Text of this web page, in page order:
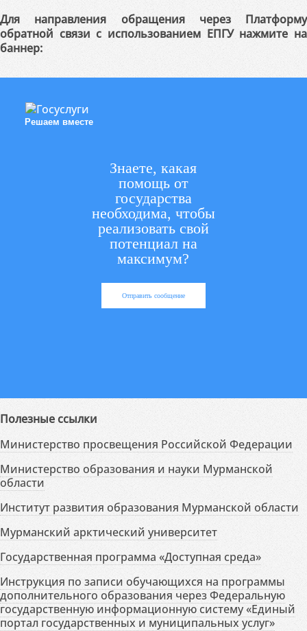
Для направления обращения через Платформу
обратной связи с использованием ЕПГУ нажмите на
баннер:
Решаем вместе
Знаете, какая
помощь от
государства
необходима, чтобы
реализовать свой
потенциал на
максимум?
Отправить сообщение
Полезные ссылки
Министерство просвещения Российской Федерации
Министерство образования и науки Мурманской
области
Институт развития образования Мурманской области
Мурманский арктический университет
Государственная программа «Доступная среда»
Инструкция по записи обучающихся на программы
дополнительного образования через Федеральную
государственную информационную систему «Единый
портал государственных и муниципальных услуг»